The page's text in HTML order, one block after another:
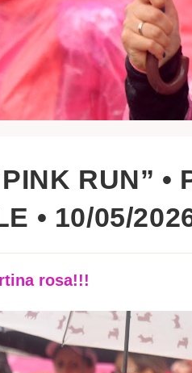
RUN” •
• 10/05/
rosa!!!